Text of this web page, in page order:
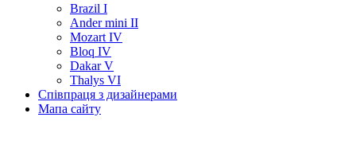
Brazil I
Ander mini II
Mozart IV
Bloq IV
Dakar V
Thalys VI
Співпраця з дизайнерами
Мапа сайту